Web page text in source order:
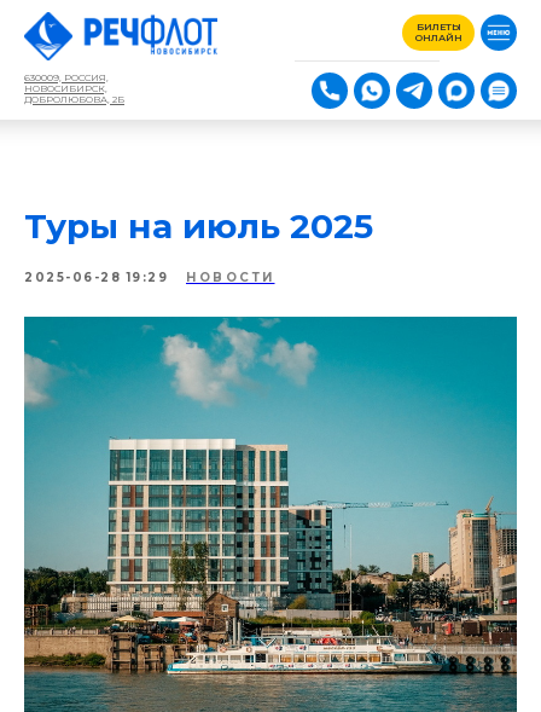
630009, РОССИЯ,
НОВОСИБИРСК,
ДОБРОЛЮБОВА, 2Б
БИЛЕТЫ
ОНЛАЙН
Туры на июль 2025
2025-06-28 19:29 НОВОСТИ